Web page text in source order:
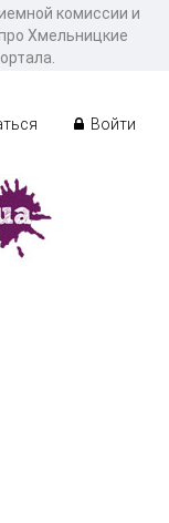
комиссии и
Хмельницкие
Войти